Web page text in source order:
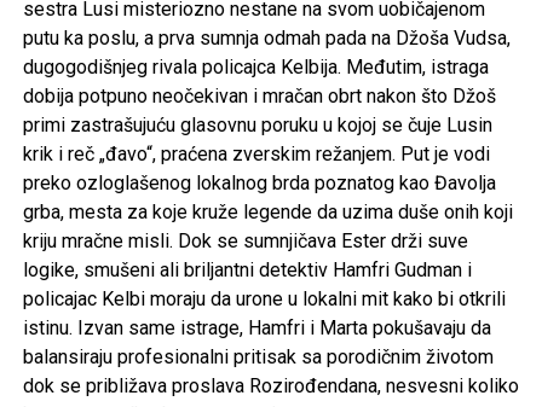
Posle dramatičnih događaja koji su obeležili prethodnu
sezonu, članovi jedinice pokušavaju da nastave dalje, ali
prošlost ne prestaje da ih sustiže. Nove istrage vode ih
širom indo-pacifičkog regiona, kroz slučajeve povezane
sa međunarodnim kriminalom, vojnim tajnama,
krijumčarenjem i pretnjama koje prevazilaze granice
jedne države. Kako se opasnost približava njihovom
najbližem okruženju, profesionalna distanca postaje
gotovo nemoguća. Svaki član tima suočava se sa
sopstvenim izazovima, a poverenje koje su godinama
gradili prolazi kroz najteži ispit do sada. U središtu priče
nalaze se i događaji povezani sa misterioznom
organizacijom čiji tragovi vode duboko u njihove lične
živote.